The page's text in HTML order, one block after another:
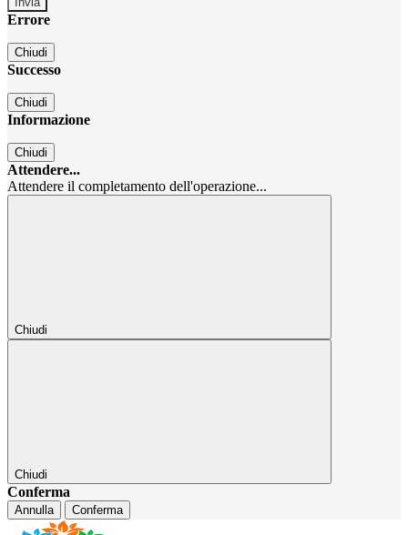
Errore
Chiudi
Successo
Chiudi
Informazione
Chiudi
Attendere...
Attendere il completamento dell'operazione...
Chiudi
Chiudi
Conferma
Annulla Conferma